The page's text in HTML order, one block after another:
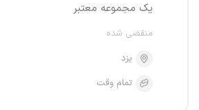
یک مجموعه معتبر
منقضی شده
یزد
تمام وقت